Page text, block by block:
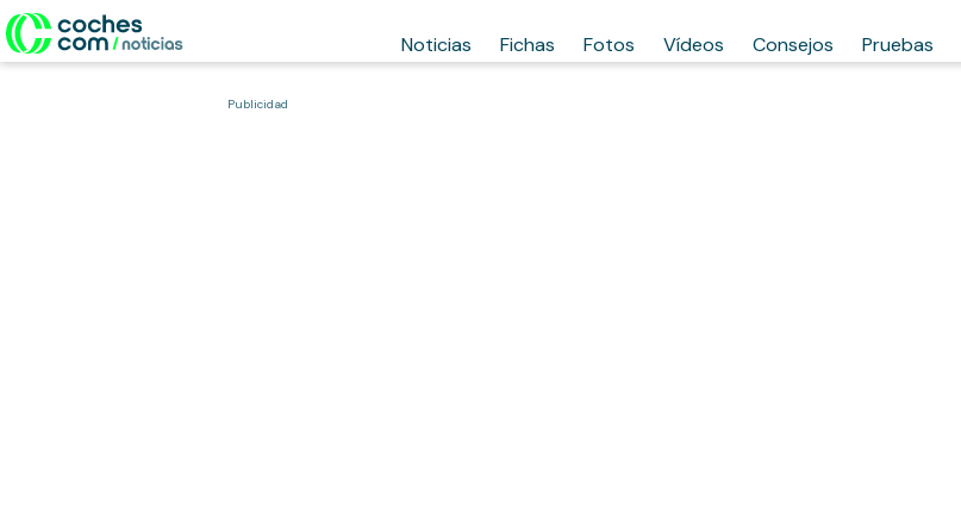
Noticias Fichas Fotos Vídeos Consejos Pruebas
Publicidad